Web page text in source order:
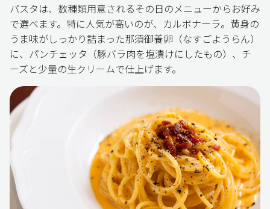
パスタは、数種類用意されるその日のメニューからお好み
で選べます。特に人気が高いのが、カルボナーラ。黄身の
うま味がしっかり詰まった那須御養卵（なすごようらん）
に、パンチェッタ（豚バラ肉を塩漬けにしたもの）、チ
ーズと少量の生クリームで仕上げます。